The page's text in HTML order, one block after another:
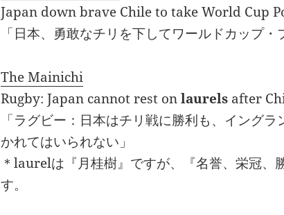
Japan down brave Chile to take World Cup
「日本、勇敢なチリを下してワールドカップ・
The Mainichi
Rugby: Japan cannot rest onlaurels after
「ラグビー：日本はチリ戦に勝利も、イング
かれてはいられない」
＊laurelは『月桂樹』ですが、『名誉、栄冠、
す。